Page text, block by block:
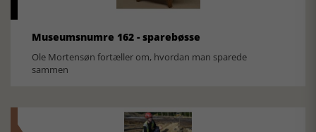
Museumsnumre 162 - sparebøsse
Ole Mortensøn fortæller om, hvordan man sparede
sammen